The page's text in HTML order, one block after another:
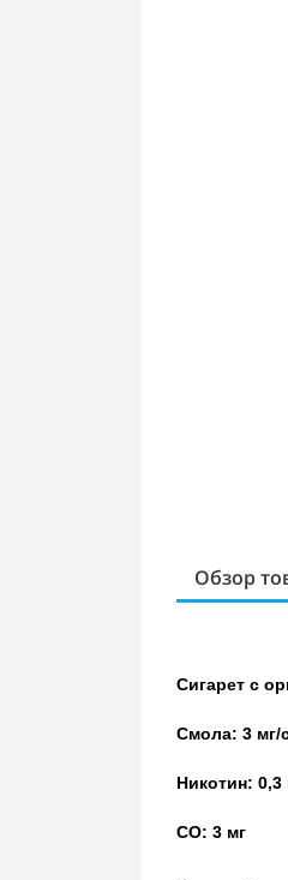
Обзор
Сигарет с
Смола: 3 мг/
Никотин: 0,3
СО: 3 мг